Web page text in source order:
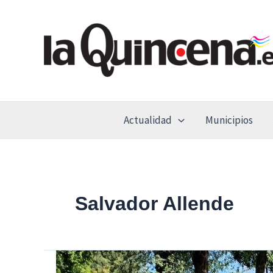
Actualidad Municipios
Salvador Allende
Continúan